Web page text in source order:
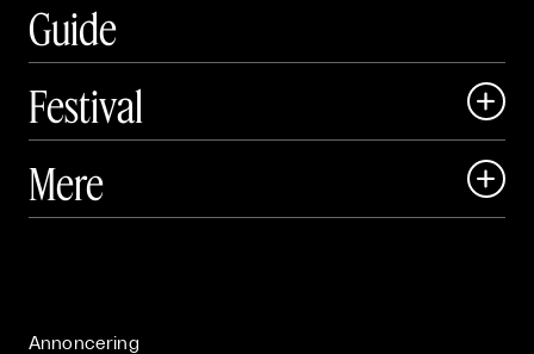
Guide
Festival

 Art Matter Festival
Mere 
Annoncering